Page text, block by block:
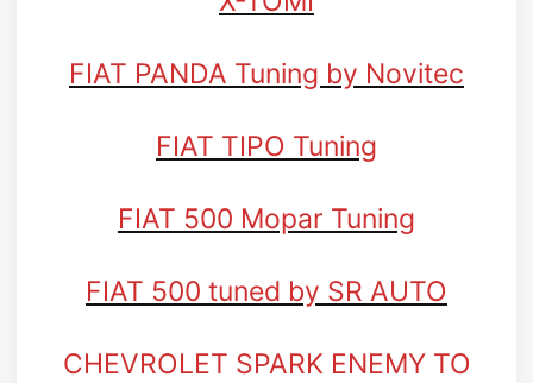
FIAT PANDA Tuning by Novitec
FIAT TIPO Tuning
FIAT 500 Mopar Tuning
FIAT 500 tuned by SR AUTO
CHEVROLET SPARK ENEMY TO